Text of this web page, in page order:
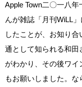
Apple Town二〇一八
んが雑誌「月刊WiLL
したことが、お知り
通として知られる和田
がわかり、その後ワ
もお願いしました。